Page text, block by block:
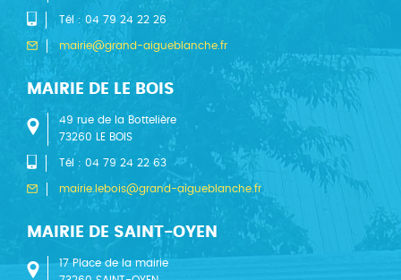
Tél : 04 79 24 22 26
mairie@grand-aigueblanche.fr
MAIRIE DE LE BOIS
49 rue de la Bottelière
73260 LE BOIS
Tél : 04 79 24 22 63
mairie.lebois@grand-aigueblanche.fr
MAIRIE DE SAINT-OYEN
17 Place de la mairie